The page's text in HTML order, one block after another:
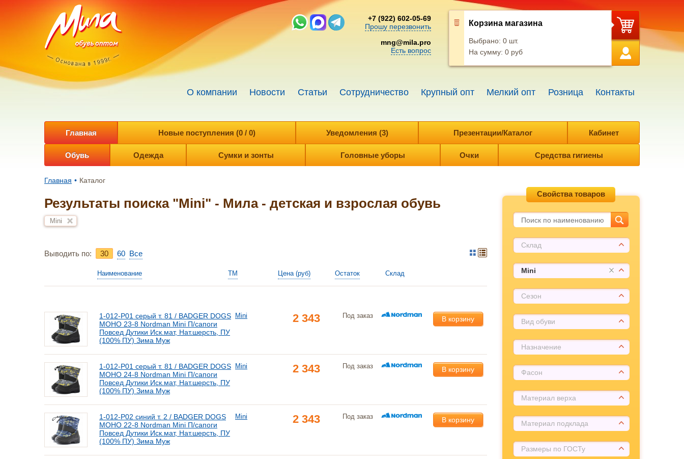
+7 (922) 602-05-69
Прошу перезвонить
mng@mila.pro
Есть вопрос
Корзина магазина
Выбрано: 0 шт.
На сумму: 0 руб
О компании Новости Статьи Сотрудничество Крупный опт Мелкий опт Розница Контакты
Главная Новые поступления (0 / 0) Уведомления (3) Презентации/Каталог Кабинет
Обувь Одежда Сумки и зонты Головные уборы Очки Средства гигиены
Главная • Каталог
Результаты поиска "Mini" - Мила - детская и взрослая обувь
Mini
Выводить по: 30 60 Bce
Наименование ТМ Цена (руб) Остаток Склад
1-012-Р01 серый т. 81 / BADGER DOGS
МОНО 23-8 Nordman Mini П/сапоги
Повсед Дутики Иск.мат, Нат.шерсть, ПУ
(100% ПУ) Зима Муж
Mini 2 343 Под заказ В корзину
1-012-Р01 серый т. 81 / BADGER DOGS
МОНО 24-8 Nordman Mini П/сапоги
Повсед Дутики Иск.мат, Нат.шерсть, ПУ
(100% ПУ) Зима Муж
Mini 2 343 Под заказ В корзину
1-012-Р02 синий т. 2 / BADGER DOGS
МОНО 22-8 Nordman Mini П/сапоги
Повсед Дутики Иск.мат, Нат.шерсть, ПУ
(100% ПУ) Зима Муж
Mini 2 343 Под заказ В корзину
Свойства товаров
Склад
Mini
Сезон
Вид обуви
Назначение
Фасон
Материал верха
Материал подклада
Размеры по ГОСТу